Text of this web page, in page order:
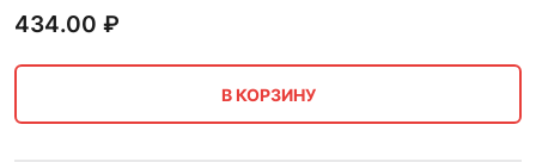
434.00 ₽
В КОРЗИНУ